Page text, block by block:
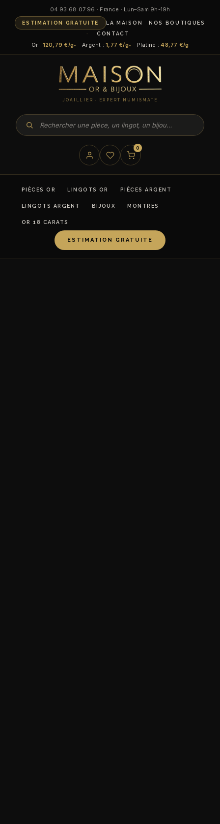
04 93 68 07 96 · France · Lun–Sam 9h-19h
ESTIMATION GRATUITE LA MAISON
NOS BOUTIQUES
CONTACT
Or : 120,79 €/g Argent :1,77 €/g Platine :48,77 €/g
JOAILLIER · EXPERT NUMISMATE
0
PIÈCES OR LINGOTS OR PIÈCES ARGENT
LINGOTS ARGENT BIJOUX MONTRES
OR 18 CARATS
ESTIMATION GRATUITE